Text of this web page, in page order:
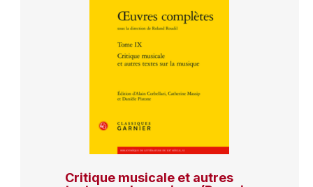
Critique musicale et autres